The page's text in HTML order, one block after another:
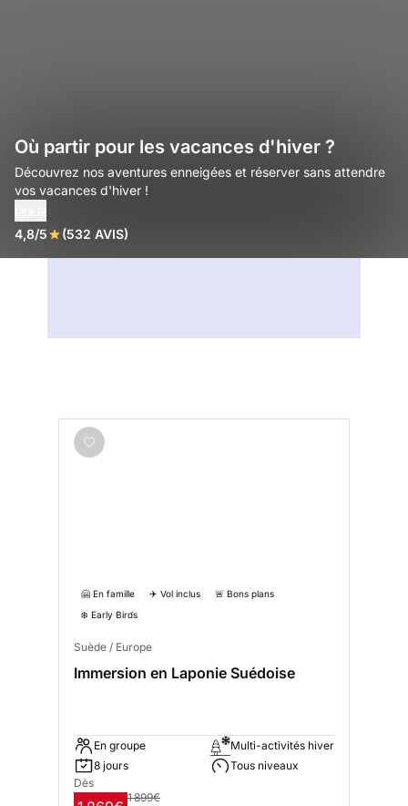
Où partir pour les vacances d'hiver ?
Découvrez nos aventures enneigées et réserver sans attendre
vos vacances d'hiver !
4,8/5 (532 AVIS)
🤗 En famille ✈️ Vol inclus
🚨 Bons plans
❄️ Early Birds
Suède / Europe
Immersion en Laponie Suédoise
En groupe
8 jours
Multi-activités hiver
Tous niveaux
Dès
1 899€